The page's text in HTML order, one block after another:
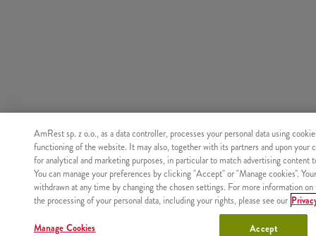
Nie znaleziono produktu o podanym identyfikatorze.
AmRest sp. z o.o., as a data controller, processes your personal data using
functioning of the website. It may also, together with its partners and upon your
for analytical and marketing purposes, in particular to match advertising content
You can manage your preferences by clicking "Accept" or "Manage cookies".
withdrawn at any time by changing the chosen settings. For more information
the processing of your personal data, including your rights, please see our
Manage Cookies Accept